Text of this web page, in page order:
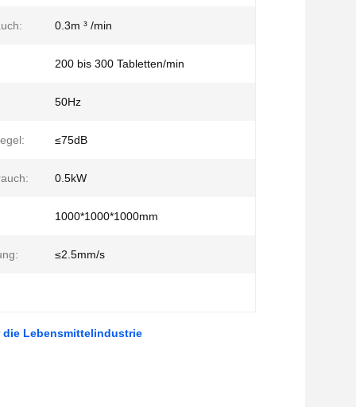
0.3m ³ /min
200 bis 300 Tabletten/min
50Hz
≤75dB
0.5kW
1000*1000*1000mm
≤2.5mm/s
Lebensmittelindustrie